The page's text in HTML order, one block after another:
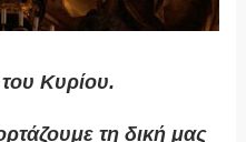
Κυρίου.
τη δική μας